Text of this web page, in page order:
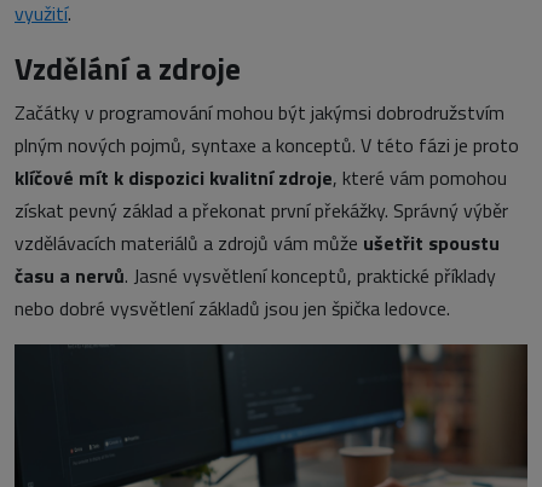
využití.
Vzdělání a zdroje
Začátky v programování mohou být jakýmsi dobrodružstvím
plným nových pojmů, syntaxe a konceptů. V této fázi je proto
klíčové mít k dispozici kvalitní zdroje, které vám pomohou
získat pevný základ a překonat první překážky. Správný výběr
vzdělávacích materiálů a zdrojů vám může ušetřit spoustu
času a nervů. Jasné vysvětlení konceptů, praktické příklady
nebo dobré vysvětlení základů jsou jen špička ledovce.